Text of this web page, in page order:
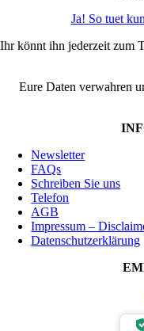
Ja! So tuet
Ihr könnt ihn jederzeit zum
Eure Daten verwahren
Newsletter
FAQs
Schreiben Sie uns
Telefon
AGB
Impressum –
Datenschutzerklärung